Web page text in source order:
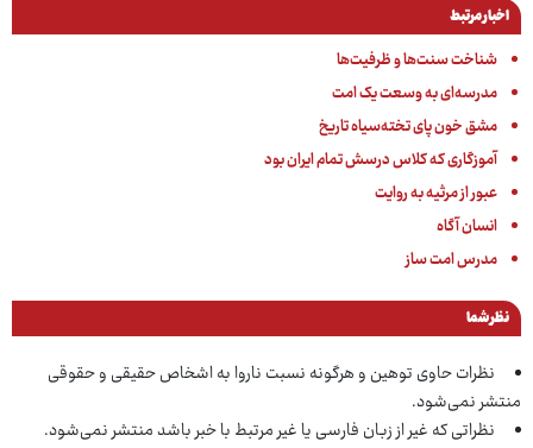
اخبار مرتبط
شناخت سنت‌ها و ظرفیت‌ها
مدرسه‌ای به وسعت یک امت
مشق خون پای تخته‌سیاه تاریخ
آموزگاری که کلاس درسش تمام ایران بود
عبور از مرثیه به روایت
انسان آگاه
مدرس امت ساز
نظر شما
نظرات حاوی توهین و هرگونه نسبت ناروا به اشخاص حقیقی و حقوقی
منتشر نمی‌شود.
نظراتی که غیر از زبان فارسی یا غیر مرتبط با خبر باشد منتشر نمی‌شود.